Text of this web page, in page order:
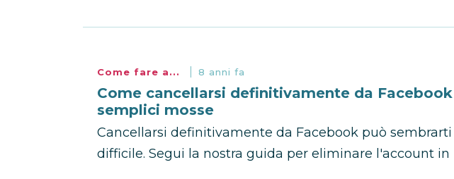
Come fare a... 8 anni fa
Come cancellarsi definitivamente da
semplici mosse
Cancellarsi definitivamente da Facebook può
difficile. Segui la nostra guida per eliminare l'account in